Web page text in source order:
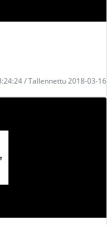
/ Tallennettu 2018-03-16